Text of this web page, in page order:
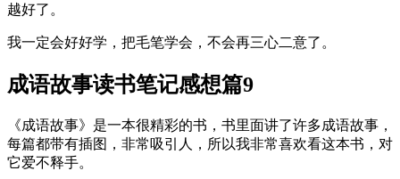
越好了。
我一定会好好学，把毛笔学会，不会再三心二意了。
成语故事读书笔记感想篇9
《成语故事》是一本很精彩的书，书里面讲了许多成语故事，
每篇都带有插图，非常吸引人，所以我非常喜欢看这本书，对
它爱不释手。